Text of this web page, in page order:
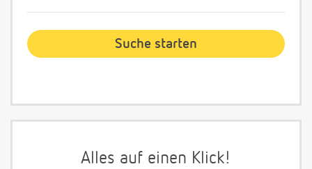
Alles auf einen Klick!